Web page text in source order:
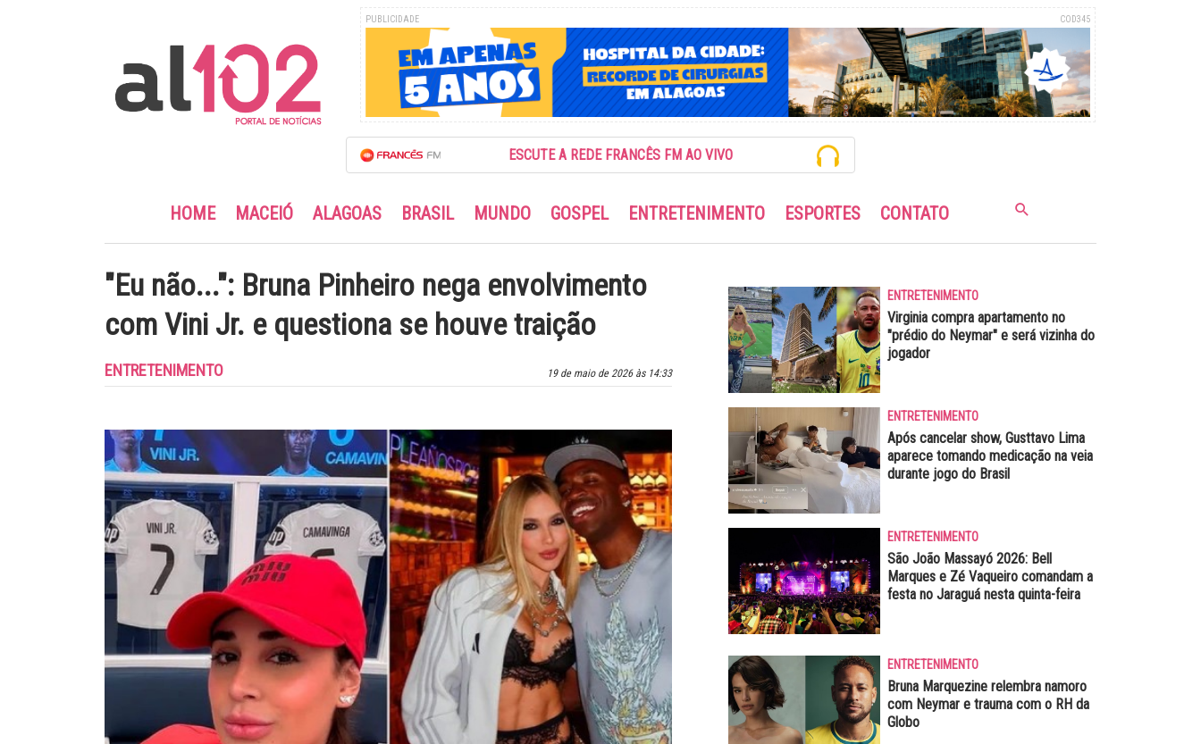
PUBLICIDADE COD345
ESCUTE A REDE FRANCÊS FM AO VIVO
HOME MACEIÓ ALAGOAS BRASIL MUNDO GOSPEL ENTRETENIMENTO ESPORTES CONTATO
"Eu não...": Bruna Pinheiro nega envolvimento
com Vini Jr. e questiona se houve traição
19 de maio de 2026 às 14:33
ENTRETENIMENTO
ENTRETENIMENTO
Virginia compra apartamento no
"prédio do Neymar" e será vizinha do
jogador
ENTRETENIMENTO
Após cancelar show, Gusttavo Lima
aparece tomando medicação na veia
durante jogo do Brasil
ENTRETENIMENTO
São João Massayó 2026: Bell
Marques e Zé Vaqueiro comandam a
festa no Jaraguá nesta quinta-feira
ENTRETENIMENTO
Bruna Marquezine relembra namoro
com Neymar e trauma com o RH da
Globo